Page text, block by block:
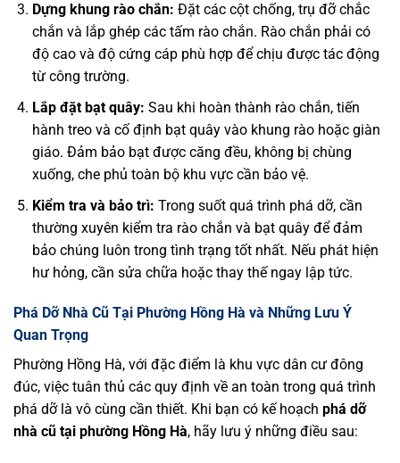
Dựng khung rào chắn: Đặt các cột chống, trụ đỡ chắc
chắn và lắp ghép các tấm rào chắn. Rào chắn phải có
độ cao và độ cứng cáp phù hợp để chịu được tác động
từ công trường.
Lắp đặt bạt quây: Sau khi hoàn thành rào chắn, tiến
hành treo và cố định bạt quây vào khung rào hoặc giàn
giáo. Đảm bảo bạt được căng đều, không bị chùng
xuống, che phủ toàn bộ khu vực cần bảo vệ.
Kiểm tra và bảo trì: Trong suốt quá trình phá dỡ, cần
thường xuyên kiểm tra rào chắn và bạt quây để đảm
bảo chúng luôn trong tình trạng tốt nhất. Nếu phát hiện
hư hỏng, cần sửa chữa hoặc thay thế ngay lập tức.
Phá Dỡ Nhà Cũ Tại Phường Hồng Hà và Những Lưu Ý
Quan Trọng
Phường Hồng Hà, với đặc điểm là khu vực dân cư đông
đúc, việc tuân thủ các quy định về an toàn trong quá trình
phá dỡ là vô cùng cần thiết. Khi bạn có kế hoạch phá dỡ
nhà cũ tại phường Hồng Hà, hãy lưu ý những điều sau: